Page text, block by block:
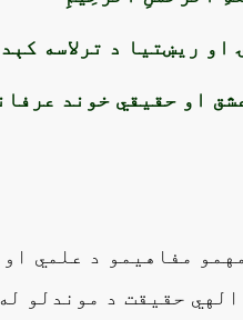
ریښتیا د ترلاسه
او حقیقي خوند
مفاهیمو د علمي
حقیقت د موندلو